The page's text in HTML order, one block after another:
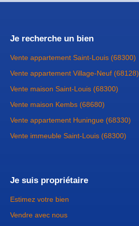
Je recherche un bien
Vente appartement Saint-Louis (68300)
Vente appartement Village-Neuf (68128)
Vente maison Saint-Louis (68300)
Vente maison Kembs (68680)
Vente appartement Huningue (68330)
Vente immeuble Saint-Louis (68300)
Je suis propriétaire
Estimez votre bien
Vendre avec nous